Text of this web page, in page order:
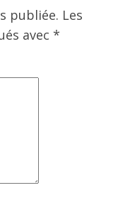
publiée. Les
avec *